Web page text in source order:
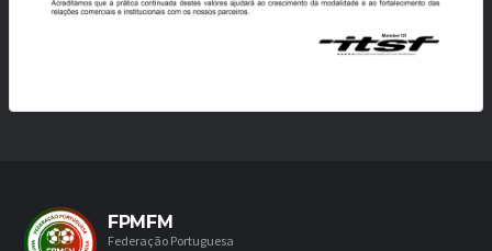
FPMFM
Federação Portuguesa